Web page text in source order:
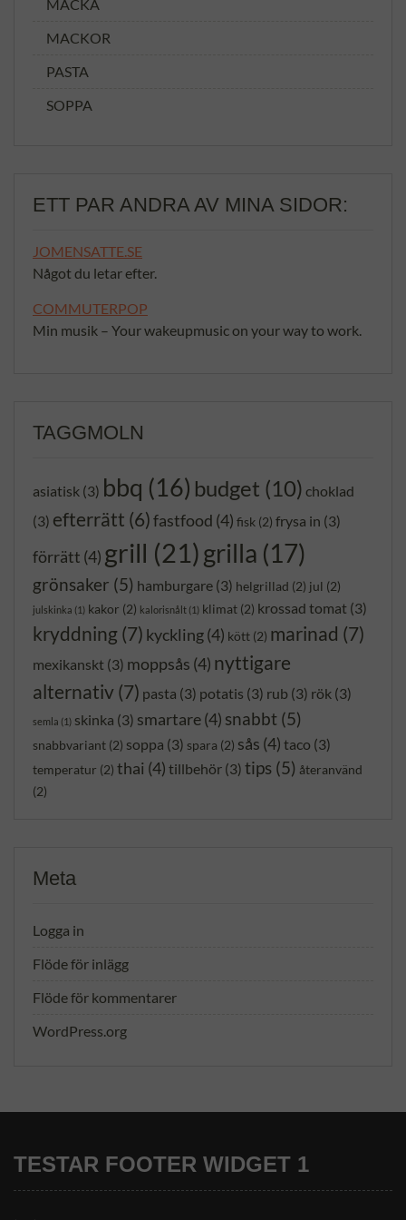
MACKA
MACKOR
PASTA
SOPPA
ETT PAR ANDRA AV MINA SIDOR:
JOMENSATTE.SE
Något du letar efter.
COMMUTERPOP
Min musik – Your wakeupmusic on your way to work.
TAGGMOLN
asiatisk (3) bbq (16) budget (10) choklad
(3) efterrätt (6)fastfood (4) fisk (2) frysa in (3)
förrätt (4) grill (21)grilla (17)
grönsaker (5) hamburgare (3) helgrillad (2) jul (2)
julskinka (1) kakor (2) kalorisnålt (1) klimat (2) krossad tomat (3)
kryddning(7) kyckling(4) kött (2) marinad (7)
mexikanskt (3) moppsås (4) nyttigare
alternativ(7) pasta (3) potatis (3) rub (3) rök (3)
semla (1) skinka (3) smartare(4) snabbt (5)
snabbvariant (2) soppa (3) spara (2) sås (4) taco (3)
temperatur (2) thai (4) tillbehör (3) tips (5) återanvänd
(2)
Meta
Logga in
Flöde för inlägg
Flöde för kommentarer
WordPress.org
TESTAR FOOTER WIDGET 1